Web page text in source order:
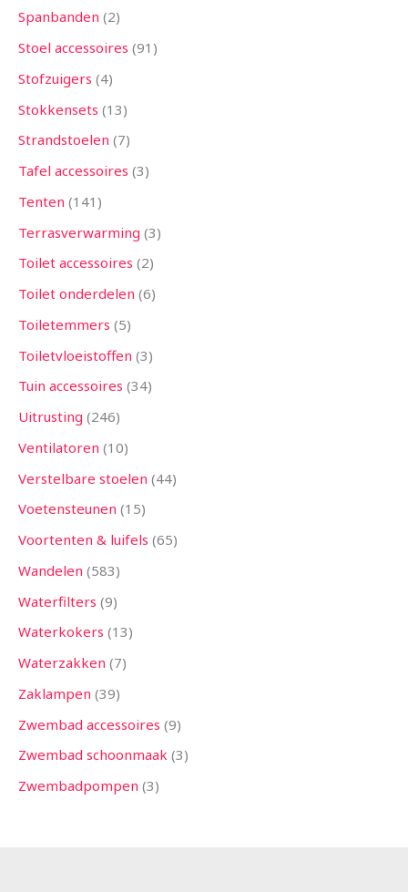
Spanbanden 2
Stoel accessoires 91
Stofzuigers 4
Stokkensets 13
Strandstoelen 7
Tafel accessoires 3
Tenten 141
Terrasverwarming 3
Toilet accessoires 2
Toilet onderdelen 6
Toiletemmers 5
Toiletvloeistoffen 3
Tuin accessoires 34
Uitrusting 246
Ventilatoren 10
Verstelbare stoelen 44
Voetensteunen 15
Voortenten & luifels 65
Wandelen 583
Waterfilters 9
Waterkokers 13
Waterzakken 7
Zaklampen 39
Zwembad accessoires 9
Zwembad schoonmaak 3
Zwembadpompen 3